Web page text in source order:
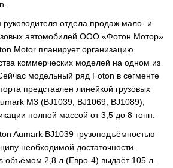
руководителя отдела продаж мало- и
автомобилей ООО «Фотон Мотор»
Motor планирует организацию
коммерческих моделей на одном из
модельный ряд Foton в сегменте
представлен линейкой грузовых
M3 (BJ1039, BJ1069, BJ1089),
полной массой от 3,5 до 8 тонн.
Aumark BJ1039 грузоподъёмностью
необходимой достаточности.
объёмом 2,8 л (Евро-4) выдаёт 105 л.